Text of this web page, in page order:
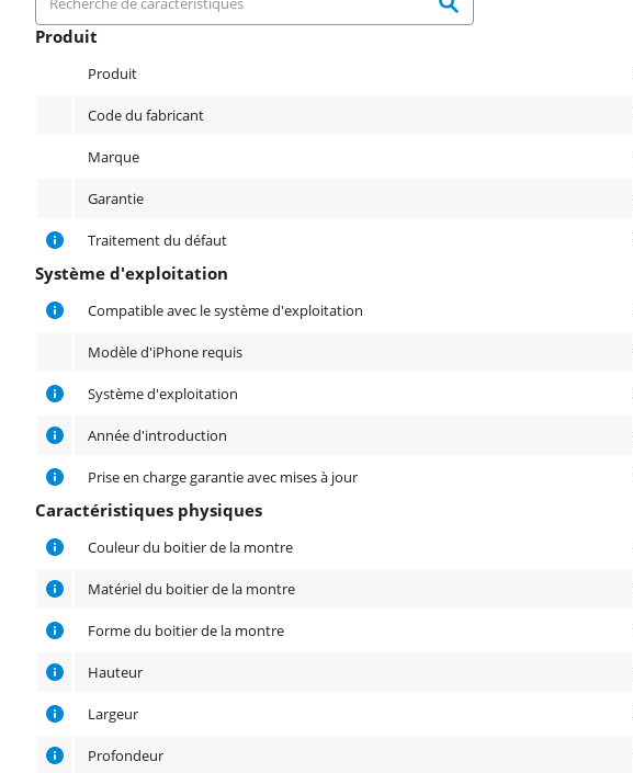
Produit
Produit
Code du fabricant
Marque
Garantie
Traitement du défaut
Système d'exploitation
Système d'exploitation
Compatible avec le système d'exploitation
Modèle d'iPhone requis
Système d'exploitation
Année d'introduction
Prise en charge garantie avec mises à jour
Caractéristiques physiques
Caractéristiques physiques
Couleur du boitier de la montre
Matériel du boitier de la montre
Forme du boitier de la montre
Hauteur
Largeur
Profondeur